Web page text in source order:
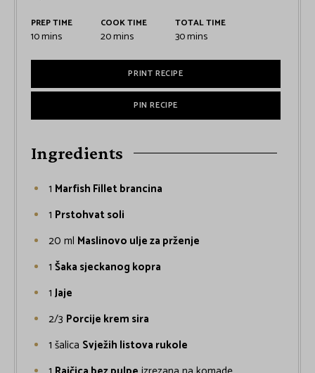
PREP TIME
10mins
COOK TIME
20mins
TOTAL TIME
30mins
PRINT RECIPE
PIN RECIPE
Ingredients
1 Marfish Fillet brancina
1 Prstohvat soli
20 ml Maslinovo ulje za prženje
1 Šaka sjeckanog kopra
1 Jaje
2/3 Porcije krem sira
1 šalica Svježih listova rukole